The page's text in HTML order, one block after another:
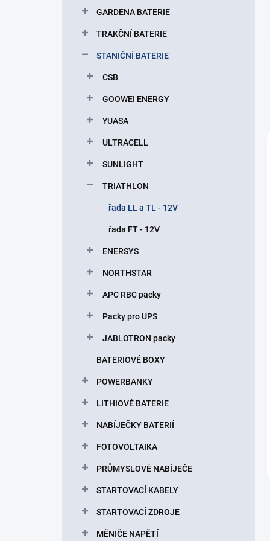
GARDENA BATERIE
TRAKČNÍ BATERIE
STANIČNÍ BATERIE
CSB
GOOWEI ENERGY
YUASA
ULTRACELL
SUNLIGHT
TRIATHLON
řada LL a TL - 12V
řada FT - 12V
ENERSYS
NORTHSTAR
APC RBC packy
Packy pro UPS
JABLOTRON packy
BATERIOVÉ BOXY
POWERBANKY
LITHIOVÉ BATERIE
NABÍJEČKY BATERIÍ
FOTOVOLTAIKA
PRŮMYSLOVÉ NABÍJEČE
STARTOVACÍ KABELY
STARTOVACÍ ZDROJE
MĚNIČE NAPĚTÍ